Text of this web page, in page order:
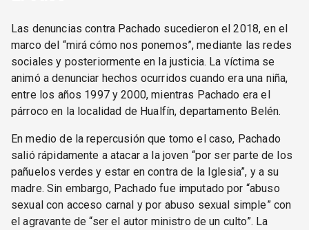
Las denuncias contra Pachado sucedieron el 2018, en el
marco del “mirá cómo nos ponemos”, mediante las redes
sociales y posteriormente en la justicia. La víctima se
animó a denunciar hechos ocurridos cuando era una niña,
entre los años 1997 y 2000, mientras Pachado era el
párroco en la localidad de Hualfín, departamento Belén.
En medio de la repercusión que tomo el caso, Pachado
salió rápidamente a atacar a la joven “por ser parte de los
pañuelos verdes y estar en contra de la Iglesia”, y a su
madre. Sin embargo, Pachado fue imputado por “abuso
sexual con acceso carnal y por abuso sexual simple” con
el agravante de “ser el autor ministro de un culto”. La